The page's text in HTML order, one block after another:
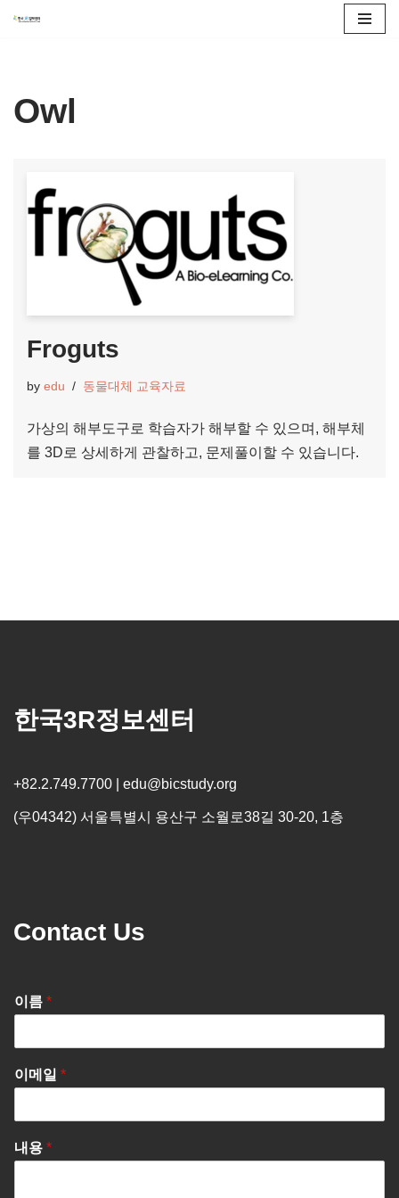
츠
로
Owl
Froguts
by edu 동물대체 교육자료
가상의 해부도구로 학습자가 해부할 수 있으며, 해부체
를 3D로 상세하게 관찰하고, 문제풀이할 수 있습니다.
한국3R정보센터
+82.2.749.7700 | edu@bicstudy.org
(우04342) 서울특별시 용산구 소월로38길 30-20, 1층
Contact Us
이름 *
이메일 *
내용 *